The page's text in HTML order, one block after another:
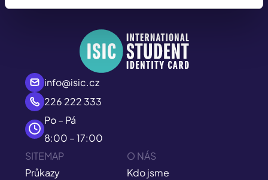
info@isic.cz
226 222 333
Po – Pá
8:00 – 17:00
SITEMAP
Průkazy
O NÁS
Kdo jsme